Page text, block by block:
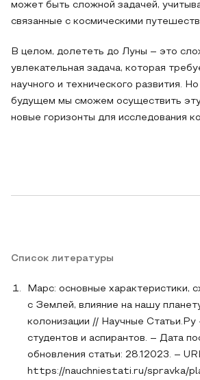
может быть сложной задачей,
связанные с космическими
В целом, долететь до Луны – это
увлекательная задача, которая
научного и технического развития.
будущем мы сможем осуществить
новые горизонты для исследования
Список литературы
Марс: основные характеристики,
с Землей, влияние на нашу
колонизации // Научные Статьи.Ру
студентов и аспирантов. – Дата
обновления статьи: 28.12023. –
https://nauchniestati.ru/spravka/